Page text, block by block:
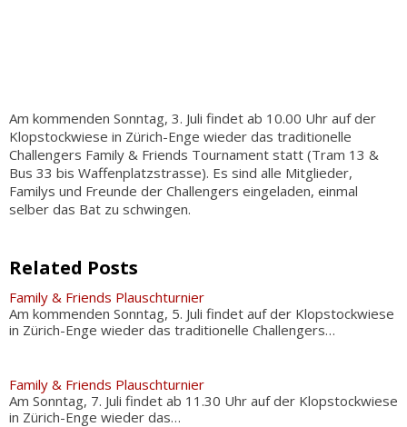
Am kommenden Sonntag, 3. Juli findet ab 10.00 Uhr auf der
Klopstockwiese in Zürich-Enge wieder das traditionelle
Challengers Family & Friends Tournament statt (Tram 13 &
Bus 33 bis Waffenplatzstrasse). Es sind alle Mitglieder,
Familys und Freunde der Challengers eingeladen, einmal
selber das Bat zu schwingen.
Related Posts
Family & Friends Plauschturnier
Am kommenden Sonntag, 5. Juli findet auf der Klopstockwiese
in Zürich-Enge wieder das traditionelle Challengers…
Family & Friends Plauschturnier
Am Sonntag, 7. Juli findet ab 11.30 Uhr auf der Klopstockwiese
in Zürich-Enge wieder das…